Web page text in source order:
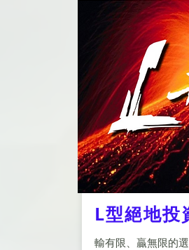
L型絕地投
輸有限、贏無限的